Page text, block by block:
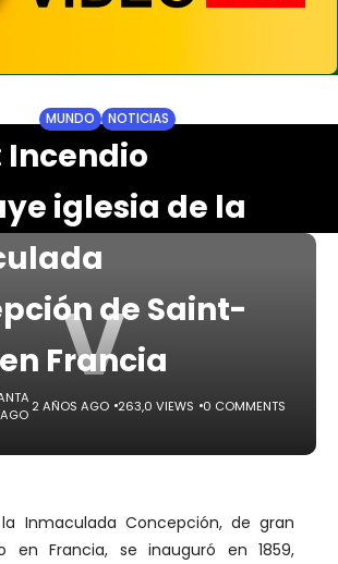
V
MUNDO NOTICIAS
Incendio
iglesia de la
de Saint-
Francia
2 AÑOS AGO 263,0 VIEWS 0 COMMENTS
Inmaculada Concepción, de gran
en Francia, se inauguró en 1859,